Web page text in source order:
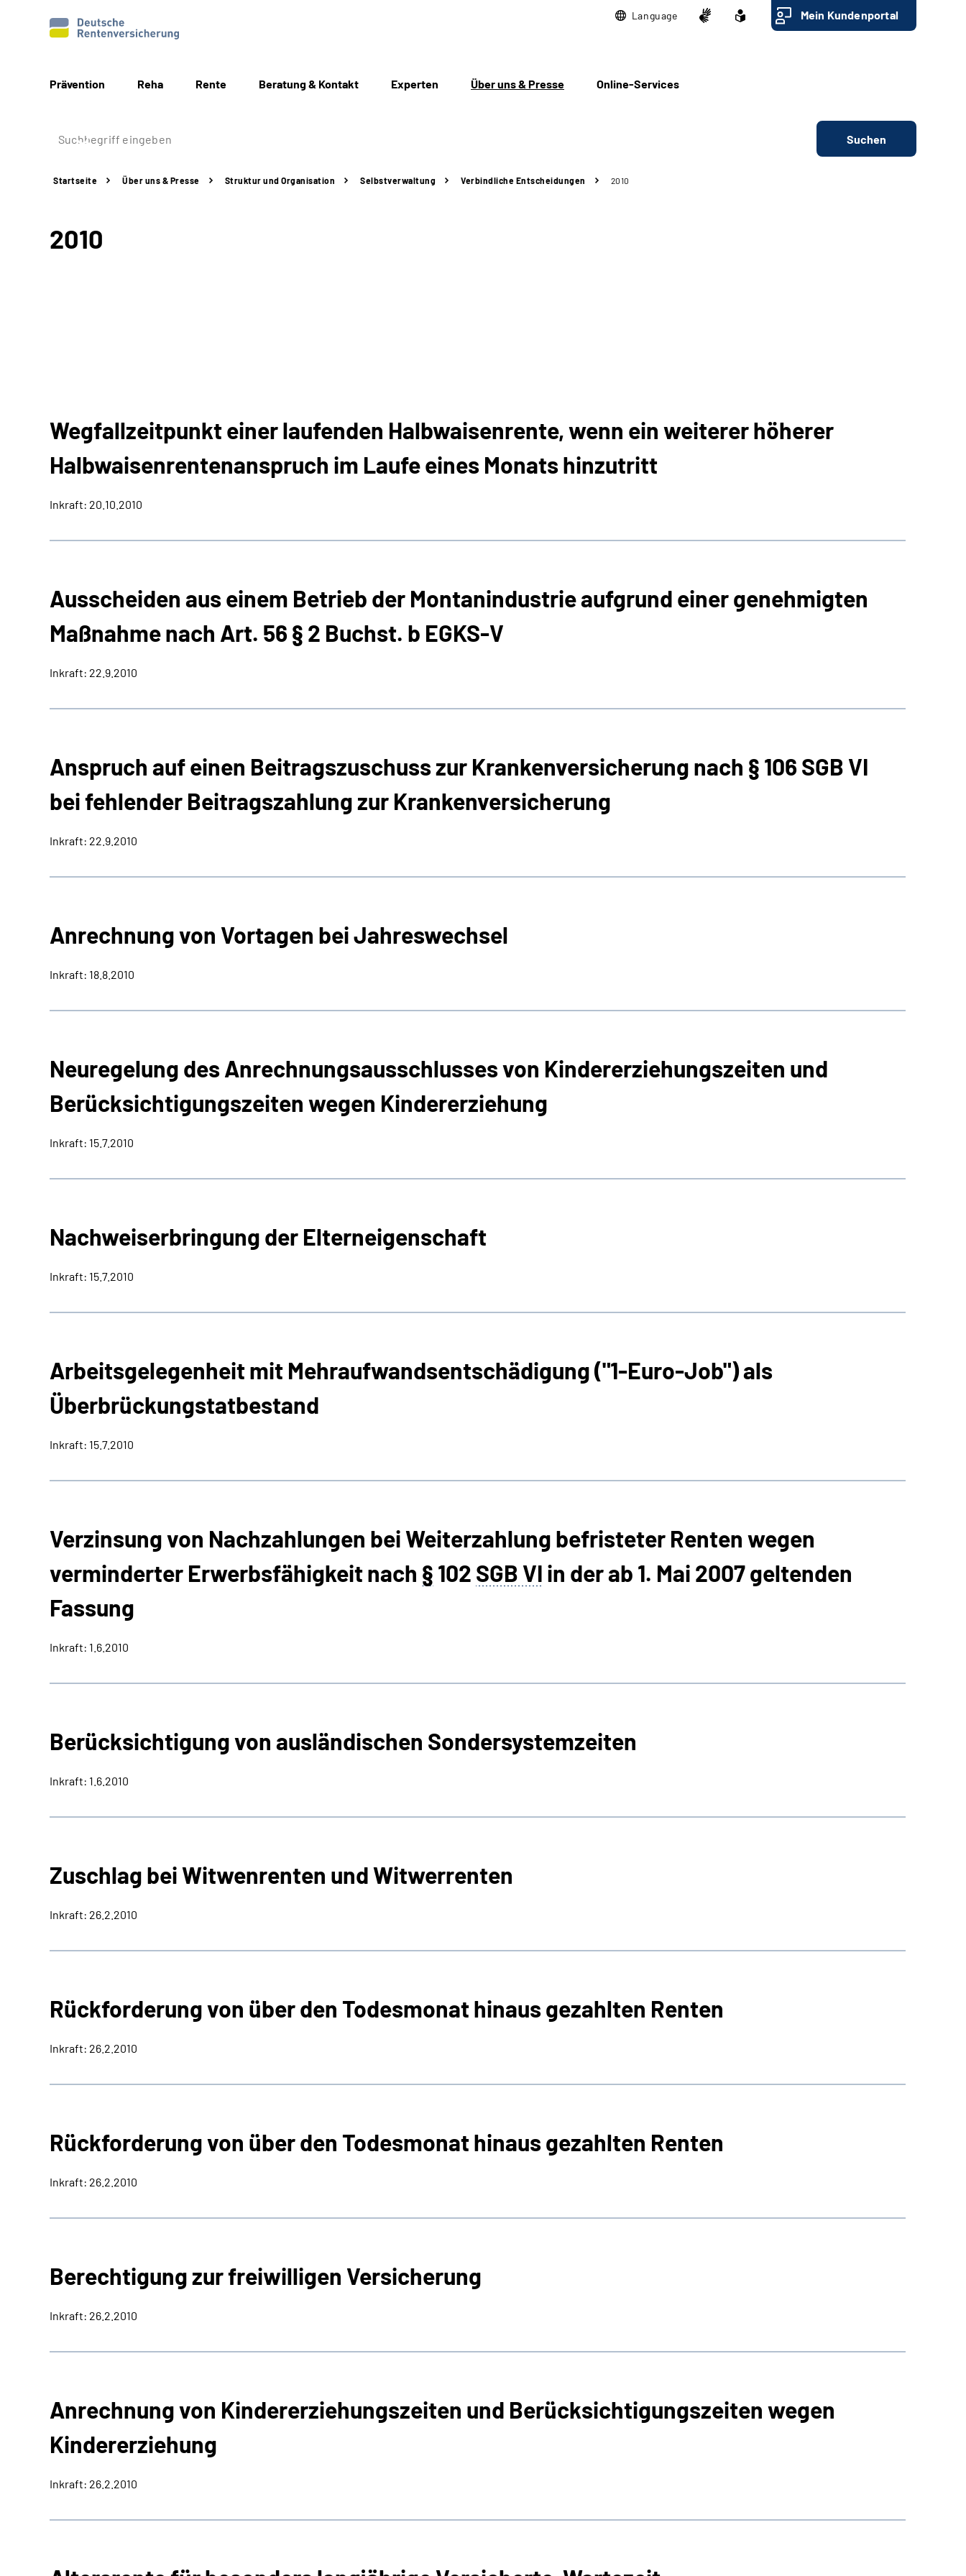
Language Mein Kundenportal
Prävention Reha Rente Beratung & Kontakt Experten Über uns & Presse Online-Services
Suchen
Startseite Über uns & Presse Struktur und Organisation Selbstverwaltung Verbindliche Entscheidungen 2010
2010
Wegfallzeitpunkt einer laufenden Halbwaisenrente, wenn ein weiterer höherer
Halbwaisenrentenanspruch im Laufe eines Monats hinzutritt
Inkraft: 20.10.2010
Ausscheiden aus einem Betrieb der Montanindustrie aufgrund einer genehmigten
Maßnahmenach Art. 56 § 2 Buchst. b EGKS-V
Inkraft: 22.9.2010
Anspruch auf einen Beitragszuschuss zur Krankenversicherung nach § 106 SGB VI
bei fehlender Beitragszahlung zur Krankenversicherung
Inkraft: 22.9.2010
Anrechnung von Vortagen bei Jahreswechsel
Inkraft: 18.8.2010
Neuregelung des Anrechnungsausschlusses von Kindererziehungszeiten und
Berücksichtigungszeiten wegen Kindererziehung
Inkraft: 15.7.2010
Nachweiserbringung der Elterneigenschaft
Inkraft: 15.7.2010
Arbeitsgelegenheit mit Mehraufwandsentschädigung ("1-Euro-Job") als
Überbrückungstatbestand
Inkraft: 15.7.2010
Verzinsung von Nachzahlungen bei Weiterzahlung befristeter Renten wegen
verminderter Erwerbsfähigkeit nach § 102 SGB VI in der ab 1. Mai 2007 geltenden
Fassung
Inkraft: 1.6.2010
Berücksichtigung von ausländischen Sondersystemzeiten
Inkraft: 1.6.2010
Zuschlag bei Witwenrenten und Witwerrenten
Inkraft: 26.2.2010
Rückforderung von über den Todesmonat hinaus gezahlten Renten
Inkraft: 26.2.2010
Rückforderung von über den Todesmonat hinaus gezahlten Renten
Inkraft: 26.2.2010
Berechtigung zur freiwilligen Versicherung
Inkraft: 26.2.2010
Anrechnung von Kindererziehungszeiten und Berücksichtigungszeiten wegen
Kindererziehung
Inkraft: 26.2.2010